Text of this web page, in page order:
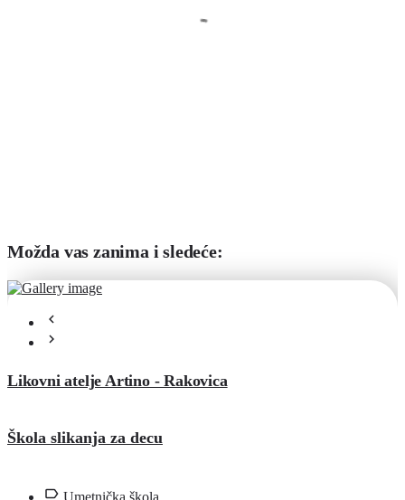
Možda vas zanima i sledeće:
Likovni atelje Artino - Rakovica
Škola slikanja za decu